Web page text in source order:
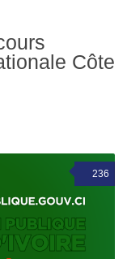
Côte
236